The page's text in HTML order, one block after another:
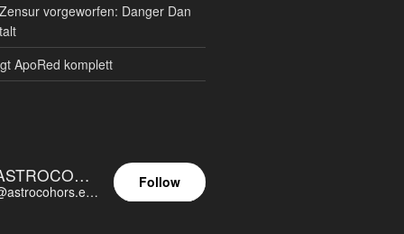
vorgeworfen: Danger Dan
ApoRed komplett
ASTROCOHORS EUNOIA ULTIMA
@astrocohors.eu@astrocohors.eu
Follow